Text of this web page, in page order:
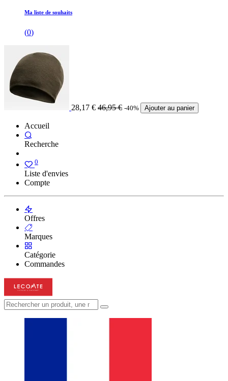
Ma liste de souhaits
(0)
28,17 € 46,95€ -40% Ajouter au panier
Accueil
Recherche
0
Liste d'envies
Compte
Offres
Marques
Catégorie
Commandes